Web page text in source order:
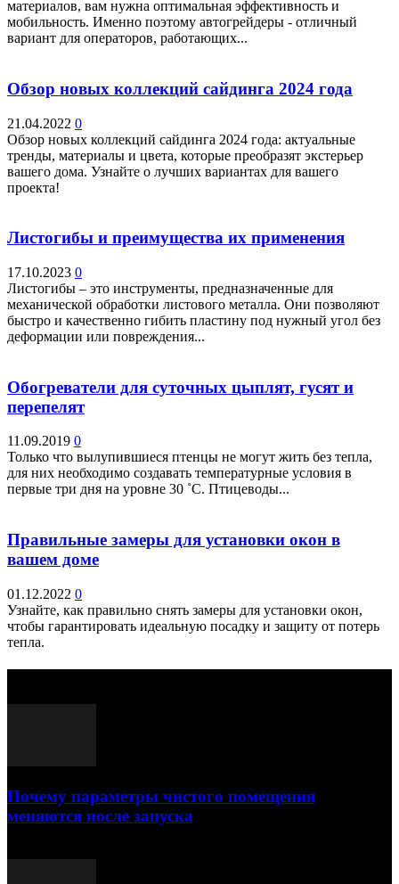
материалов, вам нужна оптимальная эффективность и
мобильность. Именно поэтому автогрейдеры - отличный
вариант для операторов, работающих...
Обзор новых коллекций сайдинга 2024 года
21.04.2022 0
Обзор новых коллекций сайдинга 2024 года: актуальные
тренды, материалы и цвета, которые преобразят экстерьер
вашего дома. Узнайте о лучших вариантах для вашего
проекта!
Листогибы и преимущества их применения
17.10.2023 0
Листогибы – это инструменты, предназначенные для
механической обработки листового металла. Они позволяют
быстро и качественно гибить пластину под нужный угол без
деформации или повреждения...
Обогреватели для суточных цыплят, гусят и
перепелят
11.09.2019 0
Только что вылупившиеся птенцы не могут жить без тепла,
для них необходимо создавать температурные условия в
первые три дня на уровне 30 ˚С. Птицеводы...
Правильные замеры для установки окон в
вашем доме
01.12.2022 0
Узнайте, как правильно снять замеры для установки окон,
чтобы гарантировать идеальную посадку и защиту от потерь
тепла.
Почему параметры чистого помещения
меняются после запуска